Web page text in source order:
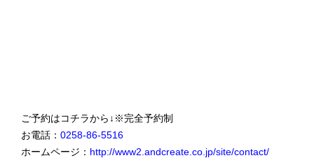
ご予約はコチラから↓※完全予約制
お電話：0258-86-5516
ホームページ： http://www2.andcreate.co.jp/site/contact/